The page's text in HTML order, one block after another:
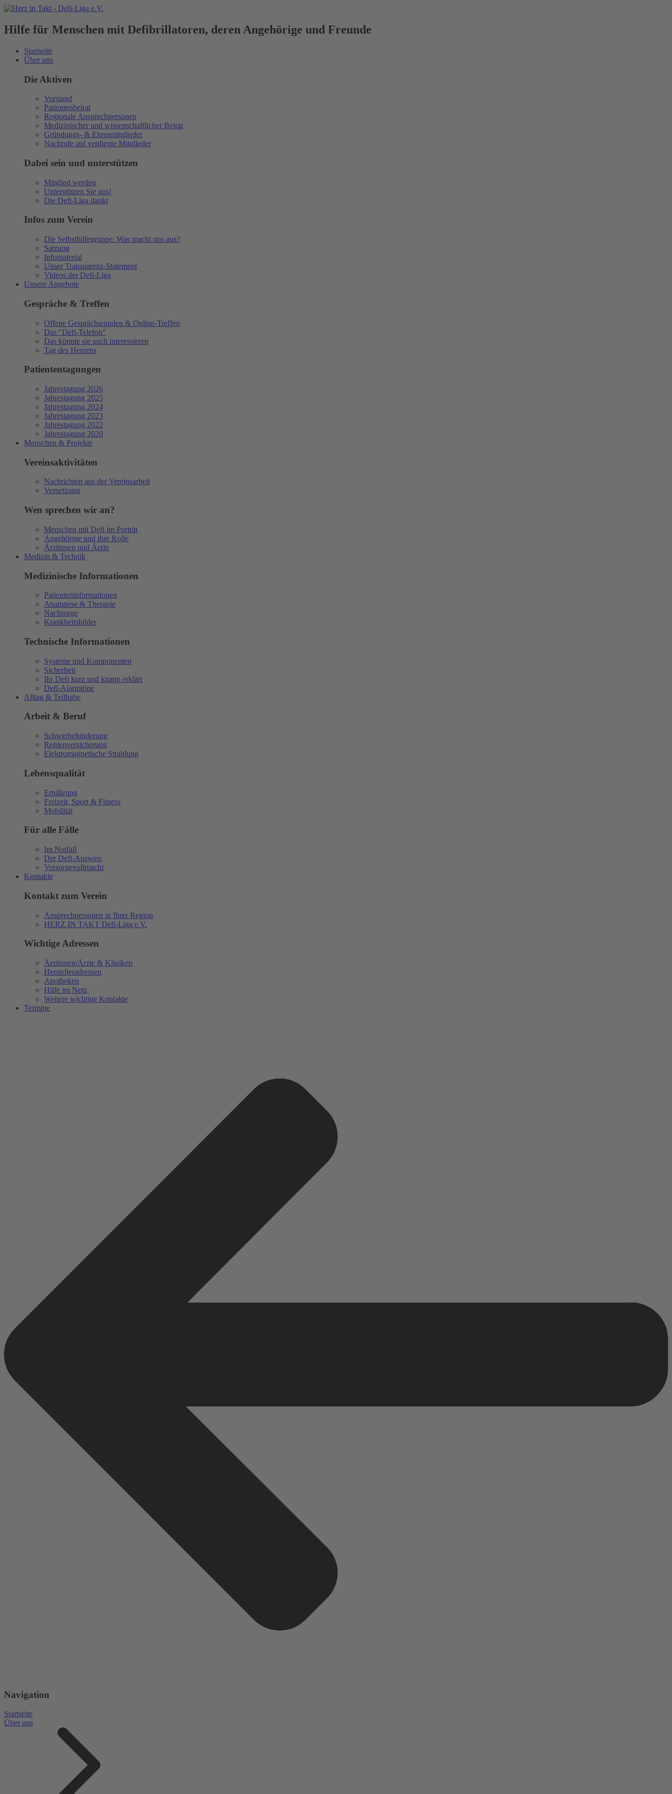
Hilfe für Menschen mit Defibrillatoren, deren Angehörige und Freunde
Startseite
Über uns
Die Aktiven
Vorstand
Patientenbeirat
Regionale Ansprechpersonen
Medizinischer und wissenschaftlicher Beirat
Gründungs- & Ehrenmitglieder
Nachrufe auf verdiente Mitglieder
Dabei sein und unterstützen
Mitglied werden
Unterstützen Sie uns!
Die Defi-Liga dankt
Infos zum Verein
Die Selbsthilfegruppe: Was macht uns aus?
Satzung
Infomaterial
Unser Transparenz-Statement
Videos der Defi-Liga
Unsere Angebote
Gespräche & Treffen
Offene Gesprächsrunden & Online-Treffen
Das "Defi-Telefon"
Das könnte sie auch interessieren
Tag des Herzens
Patiententagungen
Jahrestagung 2026
Jahrestagung 2025
Jahrestagung 2024
Jahrestagung 2023
Jahrestagung 2022
Jahrestagung 2020
Menschen & Projekte
Vereinsaktivitäten
Nachrichten aus der Vereinsarbeit
Vernetzung
Wen sprechen wir an?
Menschen mit Defi im Porträt
Angehörige und ihre Rolle
Ärztinnen und Ärzte
Medizin & Technik
Medizinische Informationen
Patienteninformationen
Anamnese & Therapie
Nachsorge
Krankheitsbilder
Technische Informationen
Systeme und Komponenten
Sicherheit
Ihr Defi kurz und knapp erklärt
Defi-Alarmtöne
Alltag & Teilhabe
Arbeit & Beruf
Schwerbehinderung
Rentenversicherung
Elektromagnetische Strahlung
Lebensqualität
Ernährung
Freizeit, Sport & Fitness
Mobilität
Für alle Fälle
Im Notfall
Der Defi-Ausweis
Vorsorgevollmacht
Kontakte
Kontakt zum Verein
Ansprechpersonen in Ihrer Region
HERZ IN TAKT Defi-Liga e.V.
Wichtige Adressen
Ärztinnen/Ärzte & Kliniken
Herstelleradressen
Apotheken
Hilfe im Netz
Weitere wichtige Kontakte
Termine
Navigation
Startseite
Über uns